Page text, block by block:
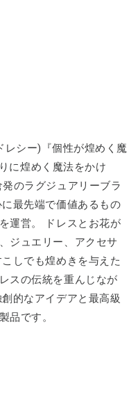
レシー)『個性が煌めく魔
に煌めく魔法をかけ
のラグジュアリーブラ
最先端で価値あるもの
運営。 ドレスとお花が
ジュエリー、アクセサ
しでも煌めきを与えた
スの伝統を重んじなが
的なアイデアと最高級
品です。